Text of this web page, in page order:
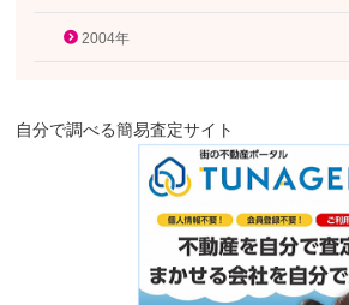
2004年
自分で調べる簡易査定サイト